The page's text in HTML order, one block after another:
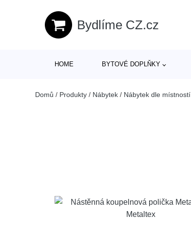
Bydlíme CZ.cz
HOME BYTOVÉ DOPLŇKY
Domů / Produkty / Nábytek / Nábytek dle místností